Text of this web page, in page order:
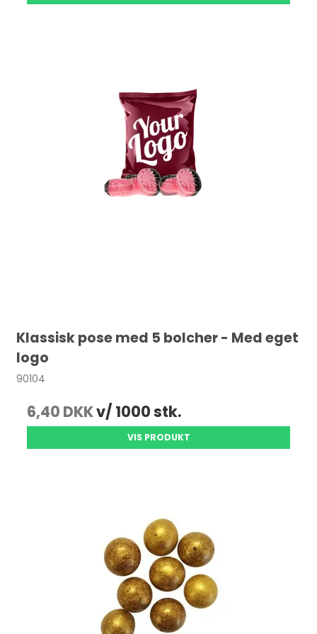
Klassisk pose med 5 bolcher - Med eget
logo
90104
6,40 DKKv/ 1000 stk.
VIS PRODUKT